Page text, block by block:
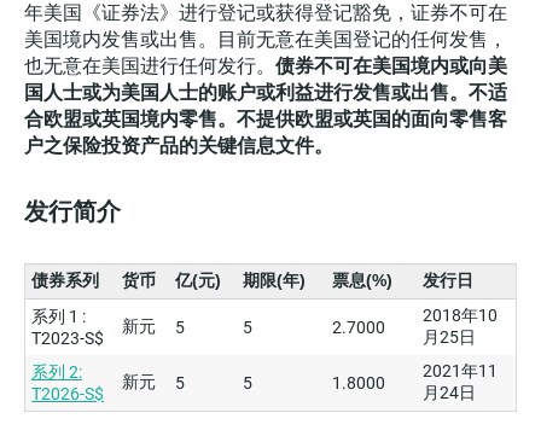
年美国《证券法》进行登记或获得登记豁免，证券不可在
美国境内发售或出售。目前无意在美国登记的任何发售，
也无意在美国进行任何发行。 债券不可在美国境内或向美
国人士或为美国人士的账户或利益进行发售或出售。不适
合欧盟或英国境内零售。不提供欧盟或英国的面向零售客
户之保险投资产品的关键信息文件。
发行简介
债券系列 货币 亿(元) 期限(年) 票息(%)
发行日
系列 1 :
T2023-S$
新元 5 5 2.7000
2018年10
月25日
系列 2:
T2026-S$
新元 5 5 1.8000
2021年11
月24日